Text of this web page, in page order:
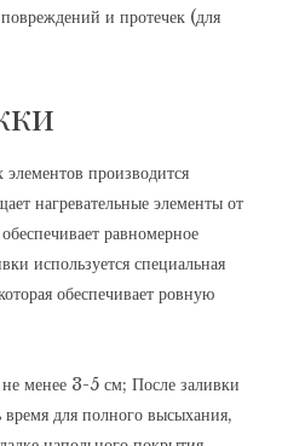
и протечек (для
элементов производится
нагревательные элементы от
равномерное
используется специальная
обеспечивает ровную
менее 3-5 см; После заливки
для полного высыхания,